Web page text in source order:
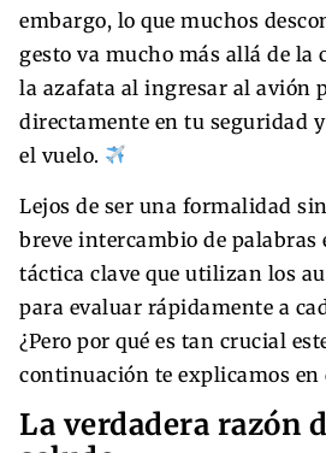
embargo, lo que muchos
gesto va mucho más allá de la
la azafata al ingresar al avión
directamente en tu seguridad
el vuelo.
Lejos de ser una formalidad
breve intercambio de palabras
táctica clave que utilizan los
para evaluar rápidamente a
¿Pero por qué es tan crucial
continuación te explicamos en
La verdadera razón